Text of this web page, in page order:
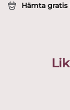
Hämta